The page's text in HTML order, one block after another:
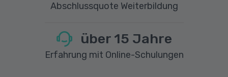
Abschlussquote Weiterbildung
über 15 Jahre
Erfahrung mit Online-Schulungen